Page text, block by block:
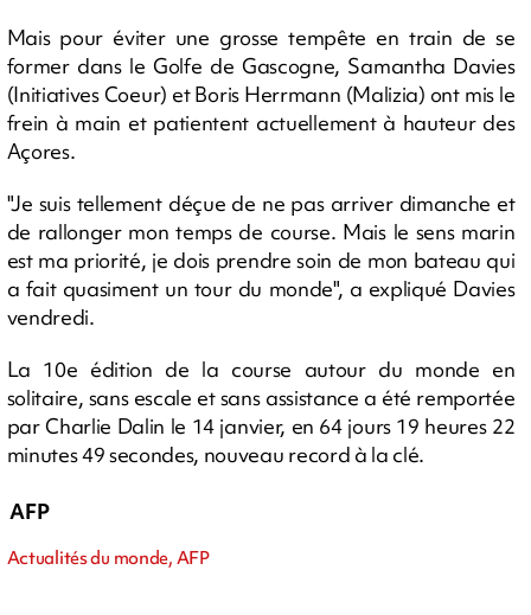
Mais pour éviter une grosse tempête en train de se
former dans le Golfe de Gascogne, Samantha Davies
(Initiatives Coeur) et Boris Herrmann (Malizia) ont mis le
frein à main et patientent actuellement à hauteur des
Açores.
"Je suis tellement déçue de ne pas arriver dimanche et
de rallonger mon temps de course. Mais le sens marin
est ma priorité, je dois prendre soin de mon bateau qui
a fait quasiment un tour du monde", a expliqué Davies
vendredi.
La 10e édition de la course autour du monde en
solitaire, sans escale et sans assistance a été remportée
par Charlie Dalin le 14 janvier, en 64 jours 19 heures 22
minutes 49 secondes, nouveau record à la clé.
AFP
Actualités du monde, AFP